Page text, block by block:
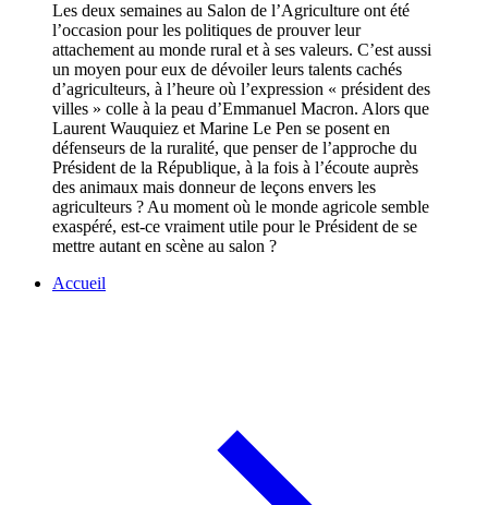
Les deux semaines au Salon de l’Agriculture ont été
l’occasion pour les politiques de prouver leur
attachement au monde rural et à ses valeurs. C’est aussi
un moyen pour eux de dévoiler leurs talents cachés
d’agriculteurs, à l’heure où l’expression « président des
villes » colle à la peau d’Emmanuel Macron. Alors que
Laurent Wauquiez et Marine Le Pen se posent en
défenseurs de la ruralité, que penser de l’approche du
Président de la République, à la fois à l’écoute auprès
des animaux mais donneur de leçons envers les
agriculteurs ? Au moment où le monde agricole semble
exaspéré, est-ce vraiment utile pour le Président de se
mettre autant en scène au salon ?
Accueil